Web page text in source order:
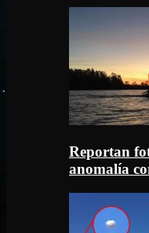
Reportan
anomalía